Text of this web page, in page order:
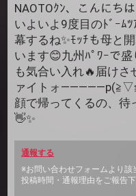
NAOTOｸﾝ、こんにち
いよいよ9度目のﾄﾞｰﾑ
幕するね✨ﾓｯﾁも母と
います😊九州ﾊﾟﾜｰで
も気合い入れ🔥届け
ァイトォ
顔で帰ってくるの、待
👋✨
通報する
※お問い合わせフォームより該
投稿時間・通報理由をご報告下